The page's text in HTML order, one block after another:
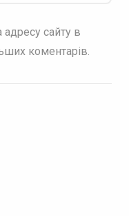
адресу сайту в
коментарів.